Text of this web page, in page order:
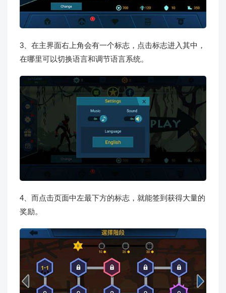
3、在主界面右上角会有一个标志，点击标志进入其中，
在哪里可以切换语言和调节语言系统。
4、而点击页面中左最下方的标志，就能签到获得大量的
奖励。